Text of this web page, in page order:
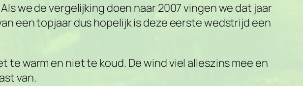
we de vergelijking doen naar 2007 vingen we dat jaar
een topjaar dus hopelijk is deze eerste wedstrijd een
te warm en niet te koud. De wind viel alleszins mee en
van.